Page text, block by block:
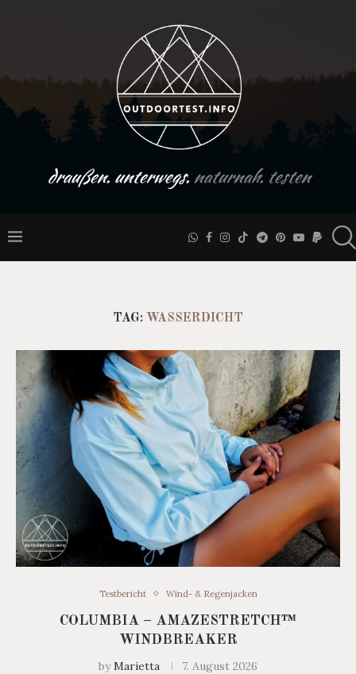
draußen. unterwegs.naturnah. testen
TAG: WASSERDICHT
Testbericht Wind- & Regenjacken
COLUMBIA – AMAZESTRETCH™
WINDBREAKER
byMarietta 7. August 2026